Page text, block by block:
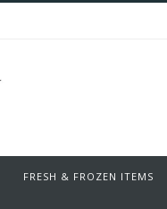
FRESH & FROZEN ITEMS